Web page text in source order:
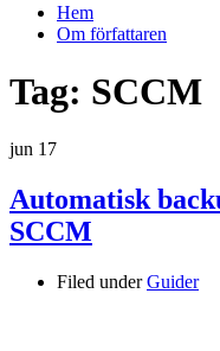
Hem
Om författaren
Tag: SCCM
jun 17
Automatisk
SCCM
Filed underGuider